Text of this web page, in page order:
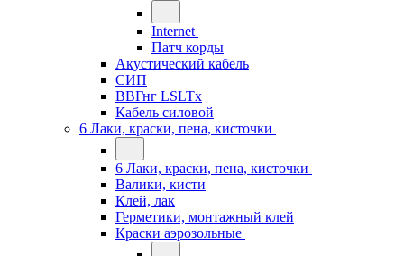
Internet
Патч корды
Акустический кабель
СИП
ВВГнг LSLTx
Кабель силовой
6 Лаки, краски, пена, кисточки
6 Лаки, краски, пена, кисточки
Валики, кисти
Клей, лак
Герметики, монтажный клей
Краски аэрозольные